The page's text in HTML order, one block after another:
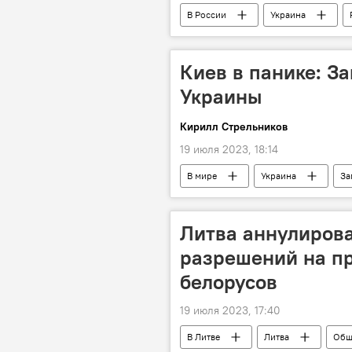
В России Украина
Киев в панике:
Украины
Кирилл Стрельников
19 июля 2023, 18:14
В мире Украина
Спецоперация России по защите
Литва
разрешений на
белорусов
19 июля 2023, 17:40
В Литве Литва